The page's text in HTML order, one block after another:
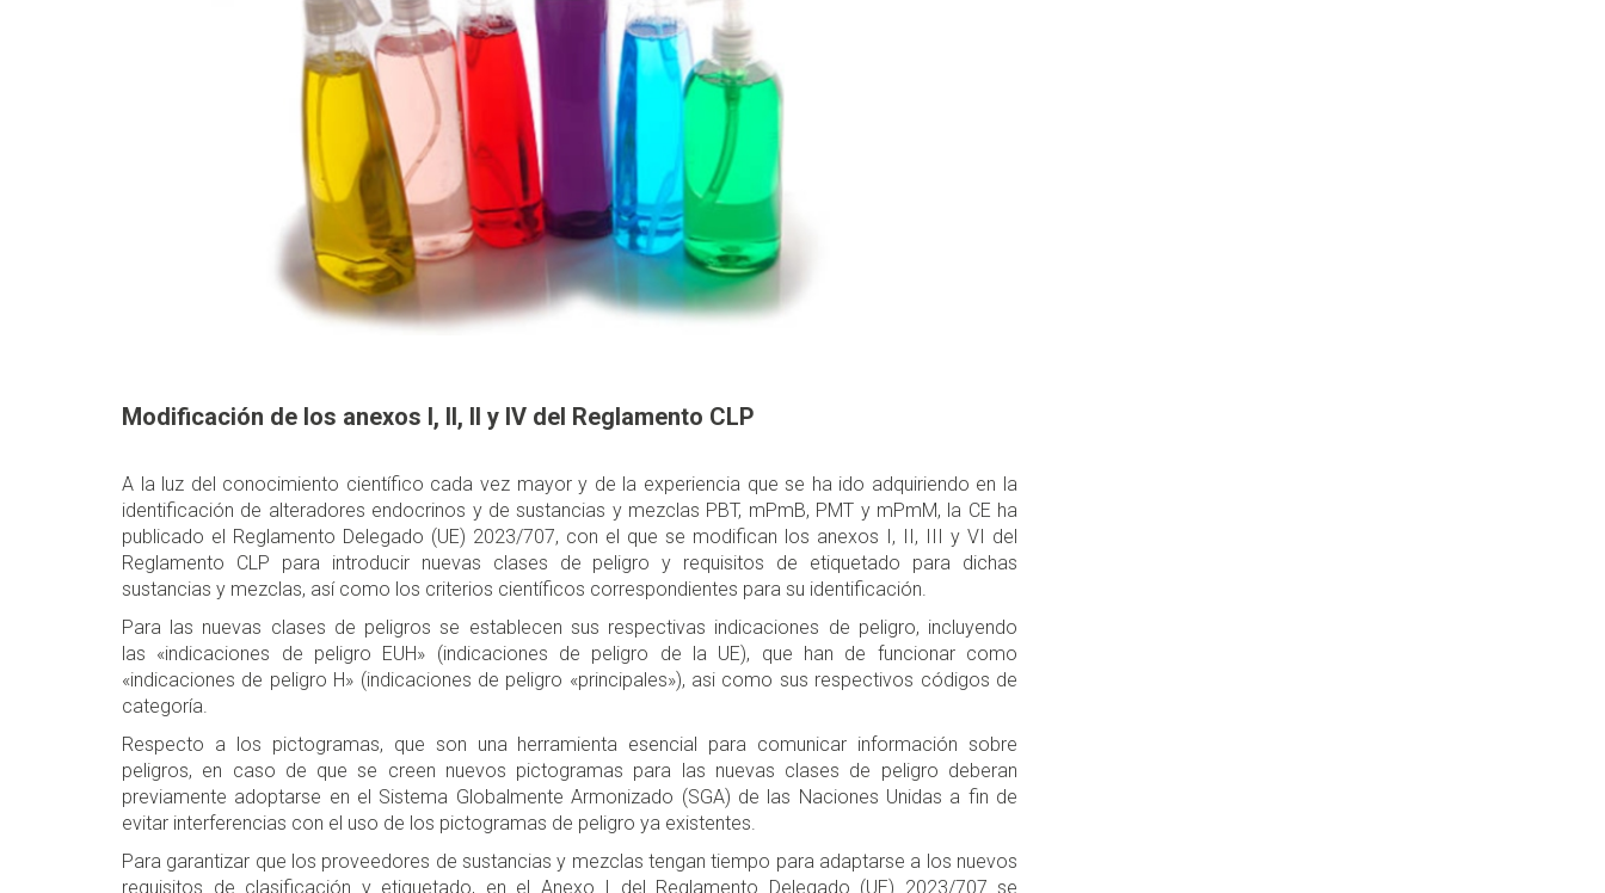
Modificación de los anexos I, II, II y IV del Reglamento CLP
A la luz del conocimiento científico cada vez mayor y de la experiencia que se ha ido adquiriendo en la
identificación de alteradores endocrinos y de sustancias y mezclas PBT, mPmB, PMT y mPmM, la CE ha
publicado el Reglamento Delegado (UE) 2023/707, con el que se modifican los anexos I, II, III y VI del
Reglamento CLP para introducir nuevas clases de peligro y requisitos de etiquetado para dichas
sustancias y mezclas, así como los criterios científicos correspondientes para su identificación.
Para las nuevas clases de peligros se establecen sus respectivas indicaciones de peligro, incluyendo
las «indicaciones de peligro EUH» (indicaciones de peligro de la UE), que han de funcionar como
«indicaciones de peligro H» (indicaciones de peligro «principales»), asi como sus respectivos códigos de
categoría.
Respecto a los pictogramas, que son una herramienta esencial para comunicar información sobre
peligros, en caso de que se creen nuevos pictogramas para las nuevas clases de peligro deberan
previamente adoptarse en el Sistema Globalmente Armonizado (SGA) de las Naciones Unidas a fin de
evitar interferencias con el uso de los pictogramas de peligro ya existentes.
Para garantizar que los proveedores de sustancias y mezclas tengan tiempo para adaptarse a los nuevos
requisitos de clasificación y etiquetado, en el Anexo I del Reglamento Delegado (UE) 2023/707 se